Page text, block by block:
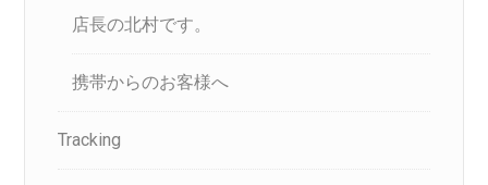
店長の北村です。
携帯からのお客様へ
Tracking